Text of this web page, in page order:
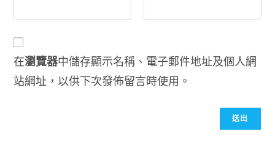
在瀏覽器中儲存顯示名稱、電子郵件地址及個人網
站網址，以供下次發佈留言時使用。